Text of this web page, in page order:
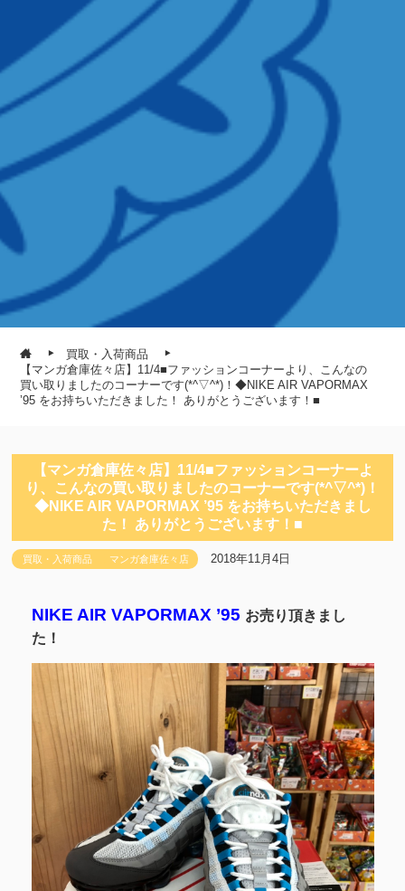
買取・入荷商品
【マンガ倉庫佐々店】11/4■ファッションコーナーより、こんなの
買い取りましたのコーナーです(*^▽^*)！◆NIKE AIR VAPORMAX
’95 をお持ちいただきました！ ありがとうございます！■
【マンガ倉庫佐々店】11/4■ファッションコーナーよ
り、こんなの買い取りましたのコーナーです(*^▽^*)！
◆NIKE AIR VAPORMAX ’95 をお持ちいただきまし
た！ ありがとうございます！■
買取・入荷商品 マンガ倉庫佐々店 2018年11月4日
NIKE AIR VAPORMAX ’95 お売り頂きまし
た！